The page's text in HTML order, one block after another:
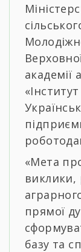
«Мета
виклики,
прямої
базу та